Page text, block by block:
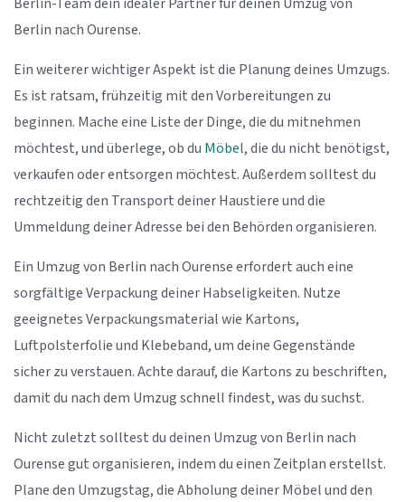
Berlin-Team dein idealer Partner für deinen Umzug von
Berlin nach Ourense.
Ein weiterer wichtiger Aspekt ist die Planung deines Umzugs.
Es ist ratsam, frühzeitig mit den Vorbereitungen zu
beginnen. Mache eine Liste der Dinge, die du mitnehmen
möchtest, und überlege, ob du Möbel, die du nicht benötigst,
verkaufen oder entsorgen möchtest. Außerdem solltest du
rechtzeitig den Transport deiner Haustiere und die
Ummeldung deiner Adresse bei den Behörden organisieren.
Ein Umzug von Berlin nach Ourense erfordert auch eine
sorgfältige Verpackung deiner Habseligkeiten. Nutze
geeignetes Verpackungsmaterial wie Kartons,
Luftpolsterfolie und Klebeband, um deine Gegenstände
sicher zu verstauen. Achte darauf, die Kartons zu beschriften,
damit du nach dem Umzug schnell findest, was du suchst.
Nicht zuletzt solltest du deinen Umzug von Berlin nach
Ourense gut organisieren, indem du einen Zeitplan erstellst.
Plane den Umzugstag, die Abholung deiner Möbel und den